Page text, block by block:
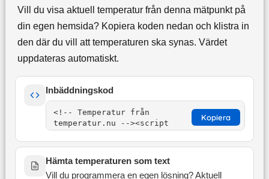
Vill du visa aktuell temperatur från denna mätpunkt på
din egen hemsida? Kopiera koden nedan och klistra in
den där du vill att temperaturen ska synas. Värdet
uppdateras automatiskt.
Inbäddningskod
Kopiera
Hämta temperaturen som text
Vill du programmera en egen lösning? Aktuell